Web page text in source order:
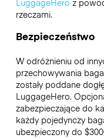
LuggageHero z
rzeczami.
Bezpieczeństwo
W odróżnieniu od
przechowywania
zostały poddane
LuggageHero.
zabezpieczające do
każdy pojedynczy
ubezpieczony do